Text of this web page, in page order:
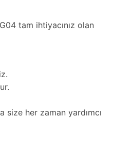
tam ihtiyacınız olan
size her zaman yardımcı